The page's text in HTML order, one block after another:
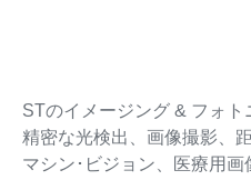
STのイメージング & フォト
精密な光検出、画像撮影、
マシン･ビジョン、医療用